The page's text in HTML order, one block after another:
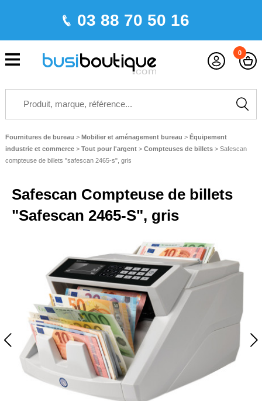
03 88 70 50 16
0
Fournitures de bureau > Mobilier et aménagement bureau > Équipement
industrie et commerce > Tout pour l'argent > Compteuses de billets> Safescan
compteuse de billets "safescan 2465-s", gris
Safescan Compteuse de billets
"Safescan 2465-S", gris